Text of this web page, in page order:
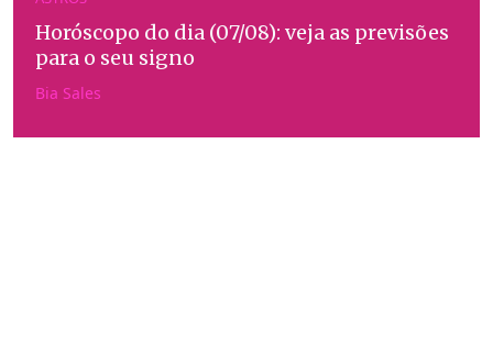
Horóscopo do dia (07/08): veja as previsões
para o seu signo
Bia Sales